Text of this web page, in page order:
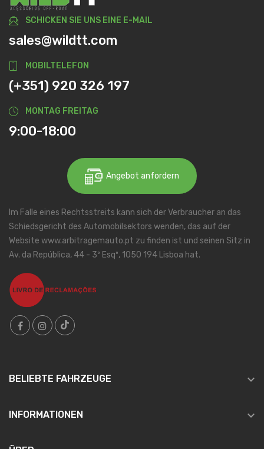
SCHICKEN SIE UNS EINE E-MAIL
sales@wildtt.com
MOBILTELEFON
(+351) 920 326 197
MONTAG FREITAG
9:00-18:00
Angebot anfordern
Im Falle eines Rechtsstreits kann sich der Verbraucher an das
Schiedsgericht des Automobilsektors wenden, das auf der
Website www.arbitragemauto.pt zu finden ist und seinen Sitz in
Av. da República, 44 - 3º Esqº, 1050 194 Lisboa hat.
BELIEBTE FAHRZEUGE 
INFORMATIONEN 